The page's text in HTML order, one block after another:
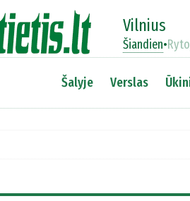
Vilnius
Šiandien•
Šalyje Verslas